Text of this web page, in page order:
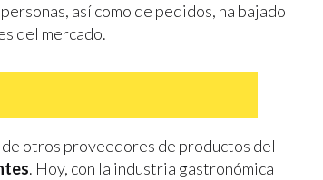
así como de pedidos, ha bajado
del mercado.
otros proveedores de productos del
. Hoy, con la industria gastronómica